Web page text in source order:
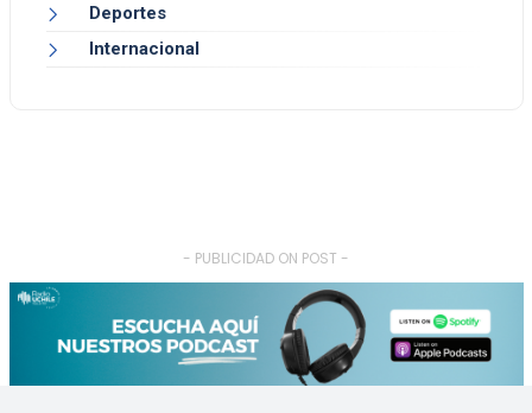
Deportes
Internacional
- PUBLICIDAD ON POST -